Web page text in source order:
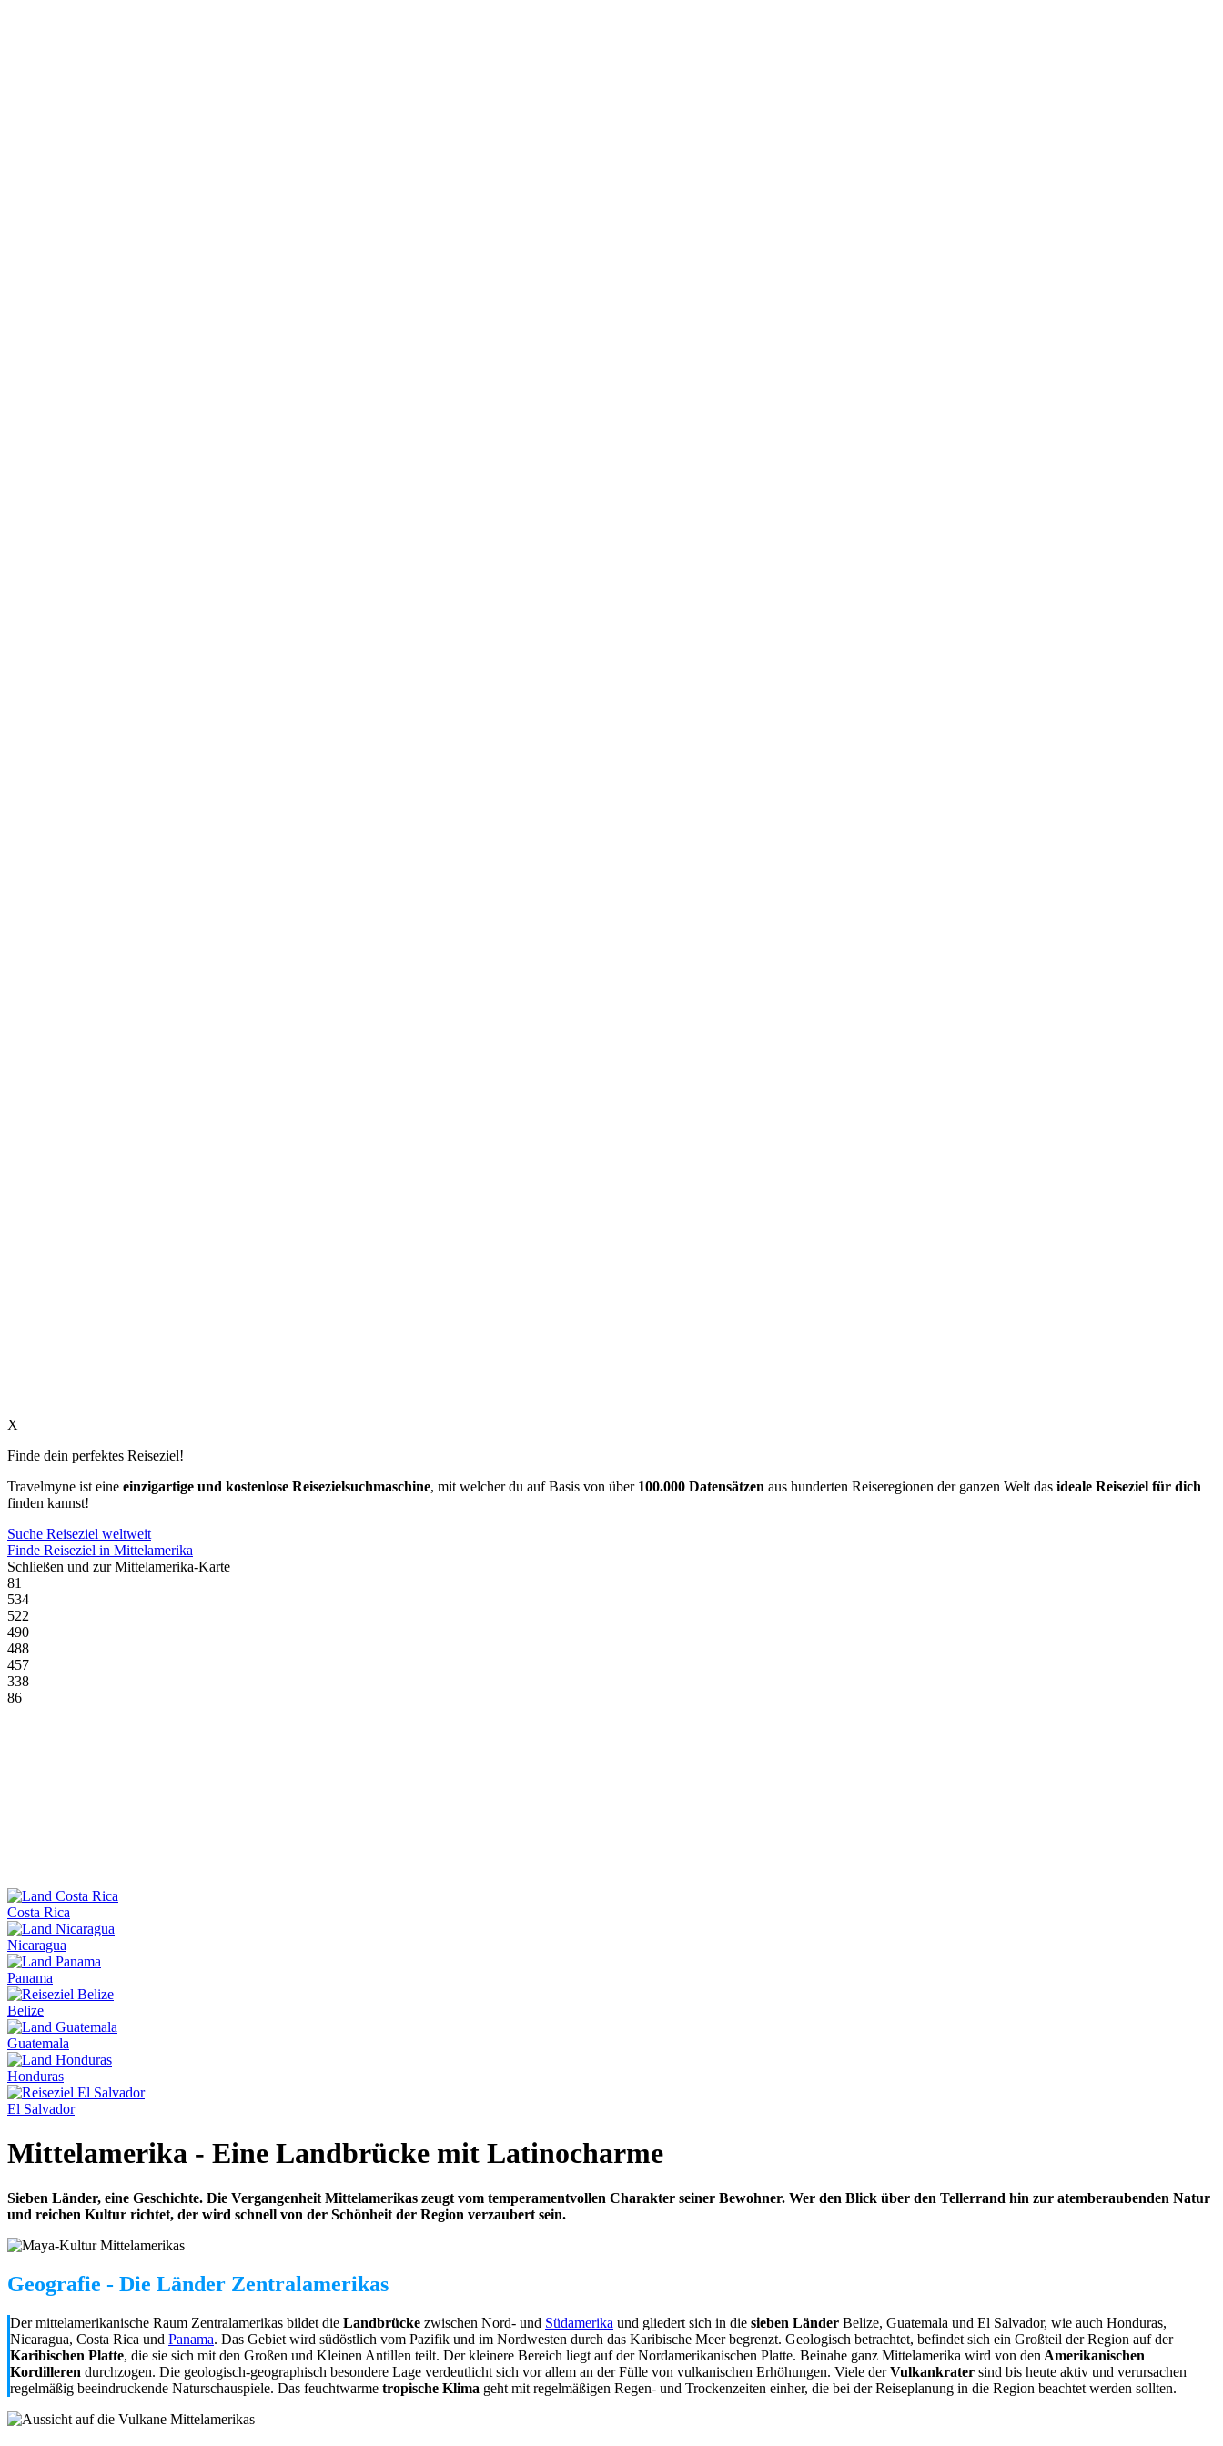
X
Finde dein perfektes Reiseziel!
Travelmyne ist eine einzigartige und kostenlose Reisezielsuchmaschine, mit welcher du auf Basis von über 100.000 Datensätzen aus hunderten Reiseregionen der ganzen Welt das ideale Reiseziel für dich
finden kannst!
Suche Reiseziel weltweit
Finde Reiseziel in Mittelamerika
Schließen und zur Mittelamerika-Karte
81
534
522
490
488
457
338
86
Costa Rica
Nicaragua
Panama
Belize
Guatemala
Honduras
El Salvador
Mittelamerika - Eine Landbrücke mit Latinocharme
Sieben Länder, eine Geschichte. Die Vergangenheit Mittelamerikas zeugt vom temperamentvollen Charakter seiner Bewohner. Wer den Blick über den Tellerrand hin zur atemberaubenden Natur
und reichen Kultur richtet, der wird schnell von der Schönheit der Region verzaubert sein.
Geografie - Die Länder Zentralamerikas
Der mittelamerikanische Raum Zentralamerikas bildet die Landbrücke zwischen Nord- und Südamerika und gliedert sich in die sieben Länder Belize, Guatemala und El Salvador, wie auch Honduras,
Nicaragua, Costa Rica und Panama. Das Gebiet wird südöstlich vom Pazifik und im Nordwesten durch das Karibische Meer begrenzt. Geologisch betrachtet, befindet sich ein Großteil der Region auf der
Karibischen Platte, die sie sich mit den Großen und Kleinen Antillen teilt. Der kleinere Bereich liegt auf der Nordamerikanischen Platte. Beinahe ganz Mittelamerika wird von den Amerikanischen
Kordilleren durchzogen. Die geologisch-geographisch besondere Lage verdeutlicht sich vor allem an der Fülle von vulkanischen Erhöhungen. Viele derVulkankrater sind bis heute aktiv und verursachen
regelmäßig beeindruckende Naturschauspiele. Das feuchtwarme tropische Klima geht mit regelmäßigen Regen- und Trockenzeiten einher, die bei der Reiseplanung in die Region beachtet werden sollten.